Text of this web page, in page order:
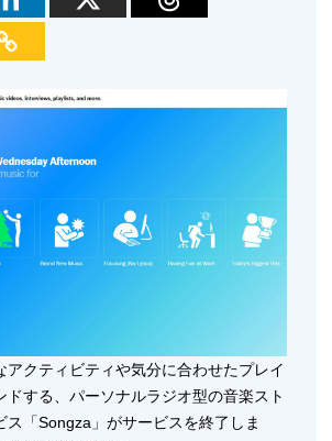
アクティビティや気分に合わせたプレイ
ドする、パーソナルラジオ型の音楽スト
ス「Songza」がサービスを終了しま